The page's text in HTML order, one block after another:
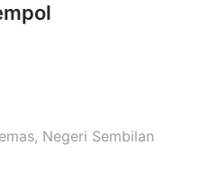
Negeri Sembilan